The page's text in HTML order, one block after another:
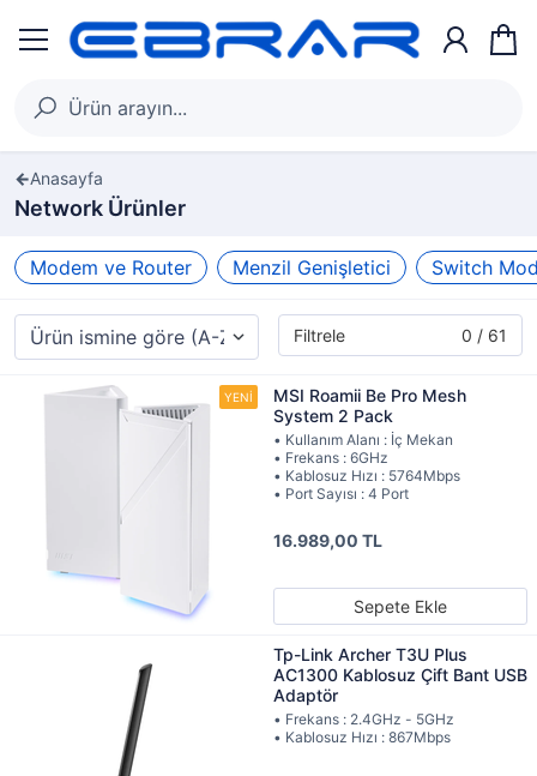
Anasayfa
Network Ürünler
Modem ve Router Menzil Genişletici Switch
Filtrele 0 / 61
MSI Roamii Be Pro Mesh
System 2 Pack
• Kullanım Alanı : İç Mekan
• Frekans : 6GHz
• Kablosuz Hızı : 5764Mbps
• Port Sayısı : 4 Port
16.989,00 TL
Sepete Ekle
Tp-Link Archer T3U Plus
AC1300 Kablosuz Çift Bant USB
Adaptör
• Frekans : 2.4GHz - 5GHz
• Kablosuz Hızı : 867Mbps